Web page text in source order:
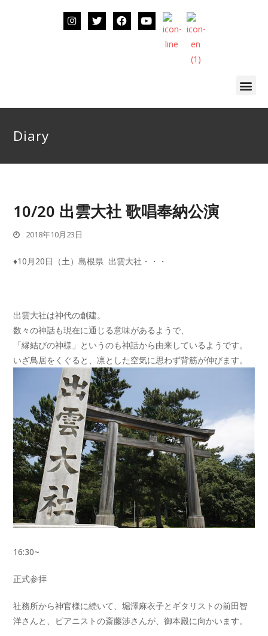
Diary
10/20 出雲大社 歌唱奉納公演
2018年10月23日
♦︎10月20日（土）島根県 出雲大社・・・
出雲大社は神代の創建。
数々の神話も現在に通じる意味があるようで、
「縁結びの神様」というのも神話から由来しているようです。
いざ鳥居をくぐると、凛とした空気に思わず背筋が伸びます。
16:30~
正式参拝
社務所から神官様に続いて、堀澤麻衣子とギタリストの前田智
洋さんと、ピアニストの斎藤渉さんが、御本殿に向かいます。